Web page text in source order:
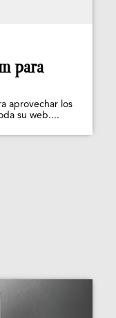
para
aprovechar los
su web....